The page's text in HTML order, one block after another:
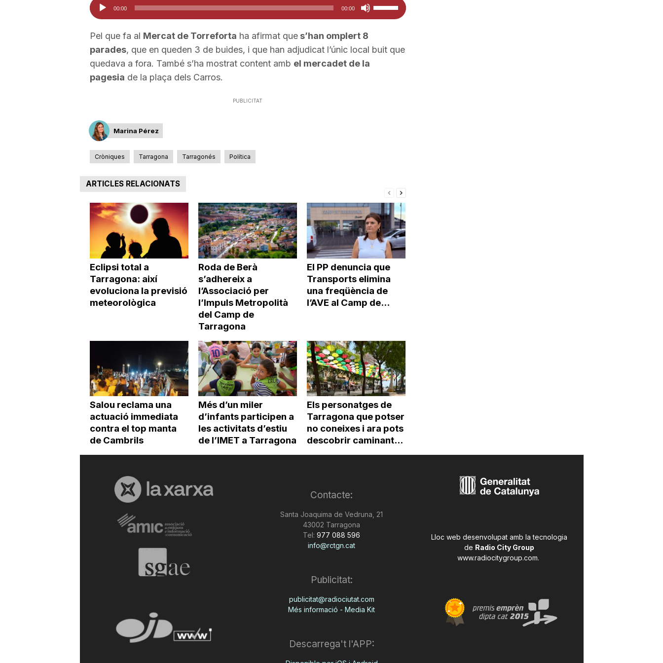
Reproductor
d'àudio
00:00 00:00
Feu
servir
tecles
volum.
Pel que fa al Mercat de Torreforta ha afirmat ques’han omplert 8
parades, que en queden 3 de buides, i que han adjudicat l’únic local buit que
quedava a fora. També s’ha mostrat content amb el mercadet de la
pagesia de la plaça dels Carros.
PUBLICITAT
Marina Pérez
Cròniques Tarragona Tarragonés Política
ARTICLES RELACIONATS
Eclipsi total a
Tarragona: així
evoluciona la previsió
meteorològica
Roda de Berà
s’adhereix a
l’Associació per
l’Impuls Metropolità
del Camp de
Tarragona
El PP denuncia que
Transports elimina
una freqüència de
l’AVE al Camp de...
Salou reclama una
actuació immediata
contra el top manta
de Cambrils
Més d’un miler
d’infants participen a
les activitats d’estiu
de l’IMET a Tarragona
Els personatges de
Tarragona que potser
no coneixes i ara pots
descobrir caminant...
Contacte:
Santa Joaquima de Vedruna, 21
43002 Tarragona
Tel: 977 088 596
info@rctgn.cat
Publicitat:
publicitat@radiociutat.com
Més informació - Media Kit
Descarrega't l'APP:
Lloc web desenvolupat amb la tecnologia
de Radio City Group
www.radiocitygroup.com.